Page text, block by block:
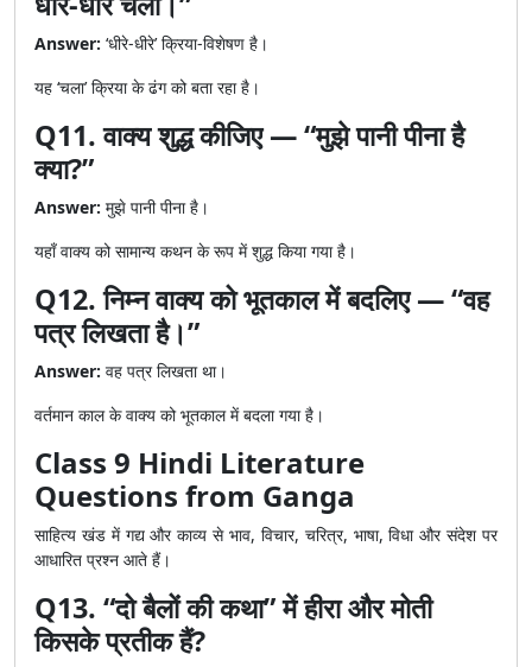
Answer: ‘धीरे-धीरे’ क्रिया-विशेषण है।
यह ‘चला’ क्रिया के ढंग को बता रहा है।
Q11. वाक्य शुद्ध कीजिए — “मुझे पानी पीना है
क्या?”
Answer: मुझे पानी पीना है।
यहाँ वाक्य को सामान्य कथन के रूप में शुद्ध किया गया है।
Q12. निम्न वाक्य को भूतकाल में बदलिए — “वह
पत्र लिखता है।”
Answer: वह पत्र लिखता था।
वर्तमान काल के वाक्य को भूतकाल में बदला गया है।
Class 9 Hindi Literature
Questions from Ganga
साहित्य खंड में गद्य और काव्य से भाव, विचार, चरित्र, भाषा, विधा और संदेश पर
आधारित प्रश्न आते हैं।
Q13. “दो बैलों की कथा” में हीरा और मोती
किसके प्रतीक हैं?